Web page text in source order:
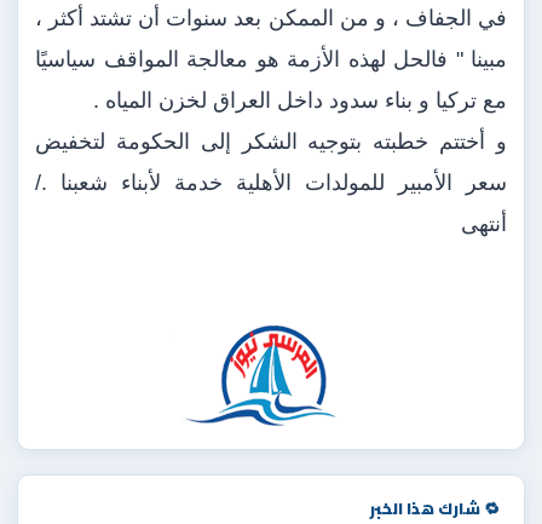
في الجفاف ، و من الممكن بعد سنوات أن تشتد أكثر ،
مبينا " فالحل لهذه الأزمة هو معالجة المواقف سياسيًا
مع تركيا و بناء سدود داخل العراق لخزن المياه .
و أختتم خطبته بتوجيه الشكر إلى الحكومة لتخفيض
سعر الأمبير للمولدات الأهلية خدمة لأبناء شعبنا ./
أنتهى
🔁 شارك هذا الخبر